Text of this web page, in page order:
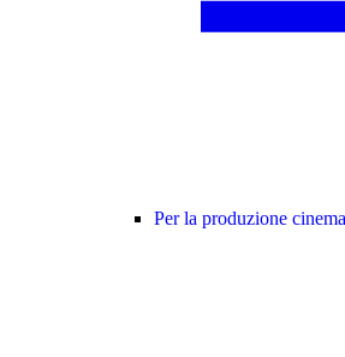
Per la produzione